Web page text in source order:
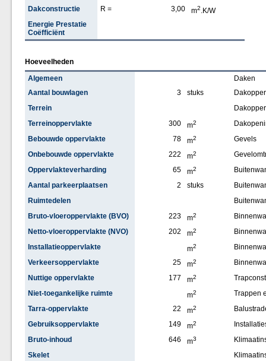
Dakconstructie
R = 3,00 m2.K/W
Energie Prestatie
Coëfficiënt
Hoeveelheden
Algemeen
Daken
Aantal bouwlagen
3 stuks
Terrein
Terreinoppervlakte
300 m2
Bebouwde oppervlakte
78 m2
Gevels
Onbebouwde oppervlakte
222 m2
Oppervlakteverharding
65 m2
Aantal parkeerplaatsen
2 stuks
Ruimtedelen
Bruto-vloeroppervlakte (BVO)
223 m2
Netto-vloeroppervlakte (NVO)
202 m2
Installatieoppervlakte
m2
Verkeersoppervlakte
25 m2
Nuttige oppervlakte
177 m2
Niet-toegankelijke ruimte
m2
Trappen
Tarra-oppervlakte
22 m2
Gebruiksoppervlakte
149 m2
Bruto-inhoud
646 m3
Skelet